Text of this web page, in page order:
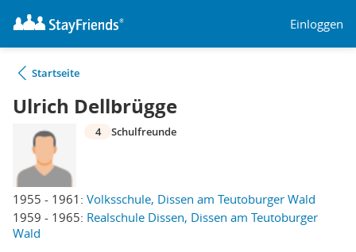
Einloggen
Startseite
Ulrich Dellbrügge
1955 - 1961: Volksschule, Dissen am Teutoburger Wald
1959 - 1965: Realschule Dissen, Dissen am Teutoburger
Wald
4 Schulfreunde